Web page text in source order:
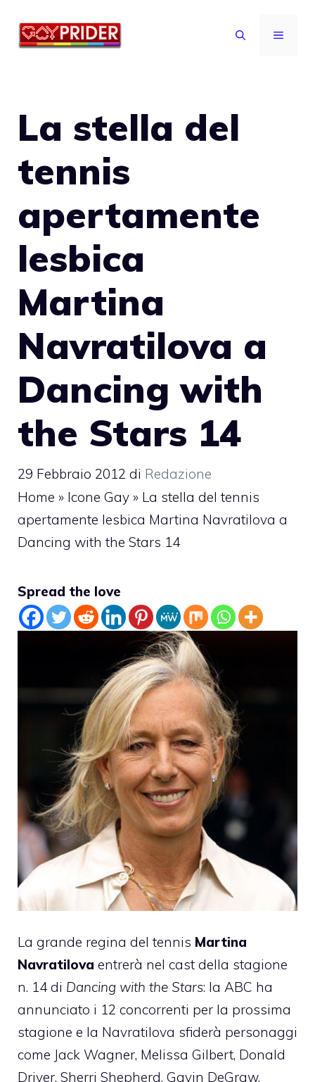
MENU
La stella del
tennis
apertamente
lesbica
Martina
Navratilova a
Dancing with
the Stars 14
29 Febbraio 2012 di Redazione
Home » Icone Gay » La stella del tennis
apertamente lesbica Martina Navratilova a
Dancing with the Stars 14
Spread the love
La grande regina del tennis Martina
Navratilova entrerà nel cast della stagione
n. 14 di Dancing with the Stars: la ABC ha
annunciato i 12 concorrenti per la prossima
stagione e la Navratilova sfiderà personaggi
come Jack Wagner, Melissa Gilbert, Donald
Driver, Sherri Shepherd, Gavin DeGraw,